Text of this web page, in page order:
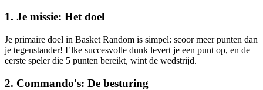
1. Je missie: Het doel
Je primaire doel in Basket Random is simpel: scoor meer punten dan
je tegenstander! Elke succesvolle dunk levert je een punt op, en de
eerste speler die 5 punten bereikt, wint de wedstrijd.
2. Commando's: De besturing